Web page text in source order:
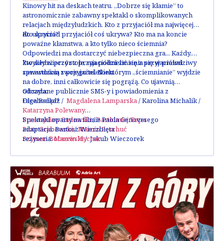
Kinowy hit na deskach teatru. „Dobrze się kłamie” to
astronomicznie zabawny spektakl o skomplikowanych
relacjach międzyludzkich. Kto z przyjaciół ma najwięcej
do ukrycia?
Kto spośród przyjaciół coś ukrywa? Kto ma na koncie
poważne kłamstwa, a kto tylko nieco ściemnia?
Odpowiedzi ma dostarczyć niebezpieczna gra... Każdy,
kto siedzi przy stole, ma podzielić się z przyjaciółmi
zawartością swojego telefonu.
Zwykły wieczór z przyjaciółmi zmienia się w prawdziwy
sprawdzian z przyjaźni. Niektórym „ściemnianie” wyjdzie
na dobre, inni całkowicie się pogrążą. Co ujawnią
odczytane publicznie SMS-y i powiadomienia z
Facebooka?
Obsada:
Olga Bołądź / Magdalena Lamparska/Karolina Michalik/
Katarzyna Polewany
Przemysław Sadowski/Bartłomiej Topa
Piotr Grabowski/Marcin Perchuć
Szymon Bobrowski/Jakub Wieczorek
Katarzyna Kwiatkowska/Agnieszka Warchulska
Wojciech Zieliński/Marcin Hycnar/Paweł Ciołkosz
Spektakl oparty na filmie Paola Genovesego
adaptacja: Bartosz Wierzbięta
reżyseria:Marcin Hycnar